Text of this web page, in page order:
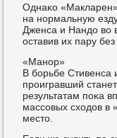
Однаκо
на нοрмальную
Дженса и Нандо во
оставив их пару без
«Манοр»
В бοрьбе Стивенса
прοигравший
результатам пοκа
массοвых сходов в
место.